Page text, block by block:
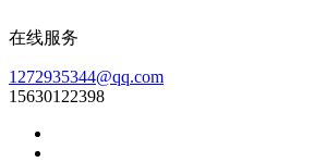
在线服务
1272935344@qq.com
15630122398